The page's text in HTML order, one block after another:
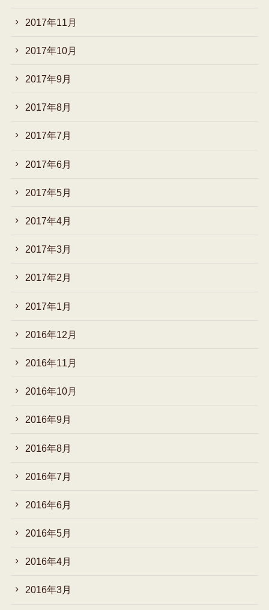
2017年11月
2017年10月
2017年9月
2017年8月
2017年7月
2017年6月
2017年5月
2017年4月
2017年3月
2017年2月
2017年1月
2016年12月
2016年11月
2016年10月
2016年9月
2016年8月
2016年7月
2016年6月
2016年5月
2016年4月
2016年3月